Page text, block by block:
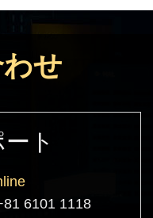
せ
ト
6101 1118